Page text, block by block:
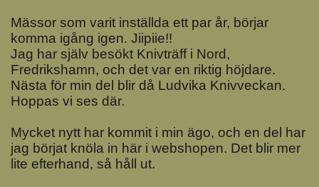
Mässor som varit inställda ett par år, börjar
komma igång igen. Jiipiie!!
Jag har själv besökt Knivträff i Nord,
Fredrikshamn, och det var en riktig höjdare.
Nästa för min del blir då Ludvika Knivveckan.
Hoppas vi ses där.
Mycket nytt har kommit i min ägo, och en del har
jag börjat knöla in här i webshopen. Det blir mer
lite efterhand, så håll ut.